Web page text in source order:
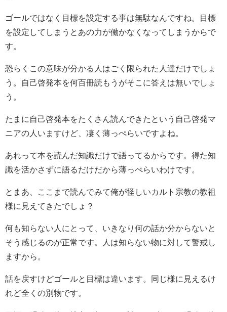
ゴールではなく目標を設定する事は無駄なんですね。目標
を設定してしまうとあの力が働かなくなってしまうからで
す。
恐らくこの意味が分かる人はごく限られた人達だけでしょ
う。自己啓発本を何百冊読もうがそこに答えは無いでしょ
う。
たまに自己啓発本をたくさん読んできたという自己啓発マ
ニアの人いますけど、凄く薄っぺらいですよね。
あれって本を読んだ知識だけで語ってるからです。得た知
識を活かさずに語るだけだから薄っぺらいわけです。
とまあ、ここまで読んでみて俺が怪しいカルト宗教の教祖
様に見えてきたでしょ？
何も知らない人にとって、いきなり何の話か分からないと
そう感じるのが正常です。人は知らない物に対して警戒し
ますから。
話を戻すけどゴールと目標は違います。同じ様に見えるけ
れど全くの別物です。